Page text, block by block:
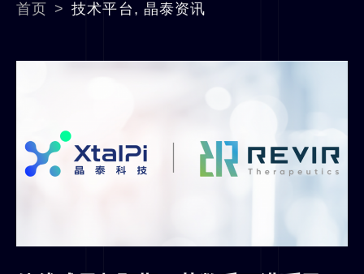
首页 > 技术平台 , 晶泰资讯